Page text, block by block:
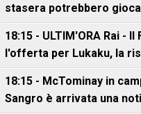
stasera potrebbero
18:15 - ULTIM'ORA Rai -
l'offerta per Lukaku, la
18:15 - McTominay in
Sangro è arrivata una